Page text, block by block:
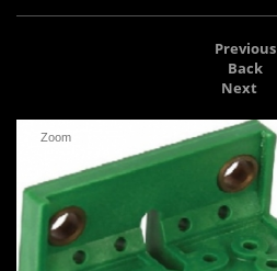
Previous
Back
Next
Zoom